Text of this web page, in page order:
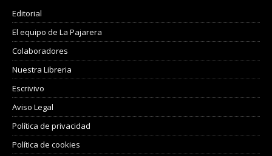
Editorial
El equipo de La Pajarera
Colaboradores
Nuestra Libreria
Escrivivo
Aviso Legal
Política de privacidad
Política de cookies